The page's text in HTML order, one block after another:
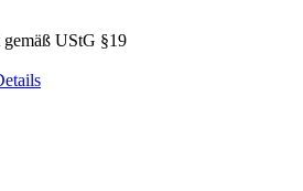
gemäß UStG §19